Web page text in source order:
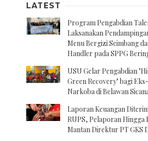
LATEST
Program Pengabdian
Laksanakan
Menu Bergizi Seimbang
Handler pada SPPG
USU Gelar Pengabdian
Green Recovery" bagi
Narkoba di Belawan
Laporan Keuangan
RUPS, Pelaporan Hingga
Mantan Direktur PT GKS